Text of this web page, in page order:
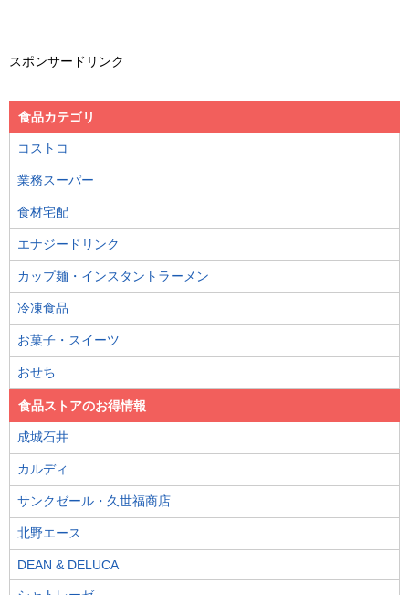
スポンサードリンク
食品カテゴリ
コストコ
業務スーパー
食材宅配
エナジードリンク
カップ麺・インスタントラーメン
冷凍食品
お菓子・スイーツ
おせち
食品ストアのお得情報
成城石井
カルディ
サンクゼール・久世福商店
北野エース
DEAN & DELUCA